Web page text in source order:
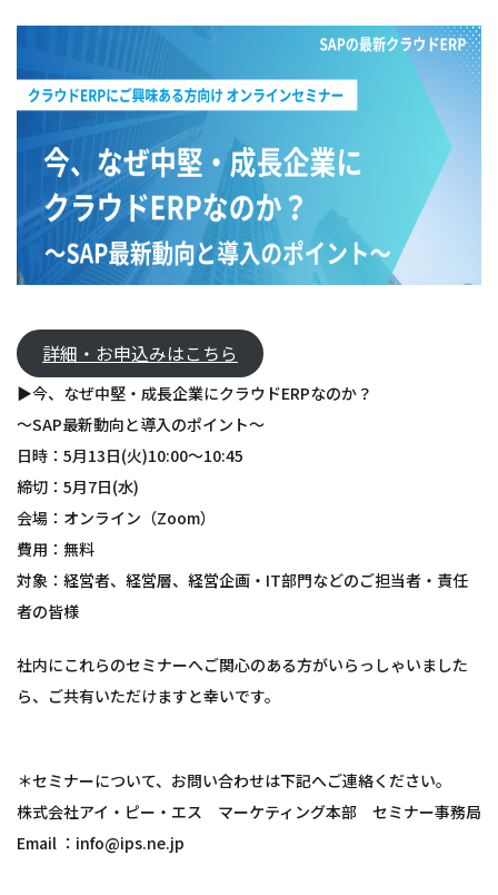
詳細・お申込みはこちら
▶今、なぜ中堅・成長企業にクラウドERPなのか？
～SAP最新動向と導入のポイント～
日時：5月13日(火)10:00～10:45
締切：5月7日(水)
会場：オンライン（Zoom）
費用：無料
対象：経営者、経営層、経営企画・IT部門などのご担当者・責任
者の皆様
社内にこれらのセミナーへご関心のある方がいらっしゃいました
ら、ご共有いただけますと幸いです。
＊セミナーについて、お問い合わせは下記へご連絡ください。
株式会社アイ・ピー・エス マーケティング本部 セミナー事務局
Email ：info@ips.ne.jp